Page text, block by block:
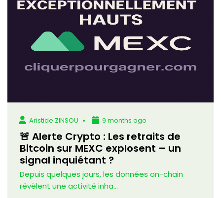
Aristide ZINSOU 9 months ago
🚨 Alerte Crypto : Les retraits de
Bitcoin sur MEXC explosent – un
signal inquiétant ?
Depuis quelques jours, les données on-chain
révèlent une activité inha...